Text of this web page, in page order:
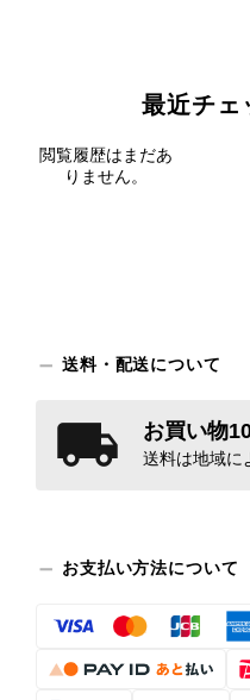
最近チェ
閲覧履歴はまだあ
りません。
送料・配送について
お買い物
送料は地域に
お支払い方法について